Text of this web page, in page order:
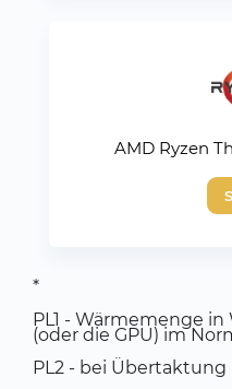
AMD Ryzen
*
PL1 - Wärmemenge
(oder die GPU) im
PL2 - bei Übertaktung